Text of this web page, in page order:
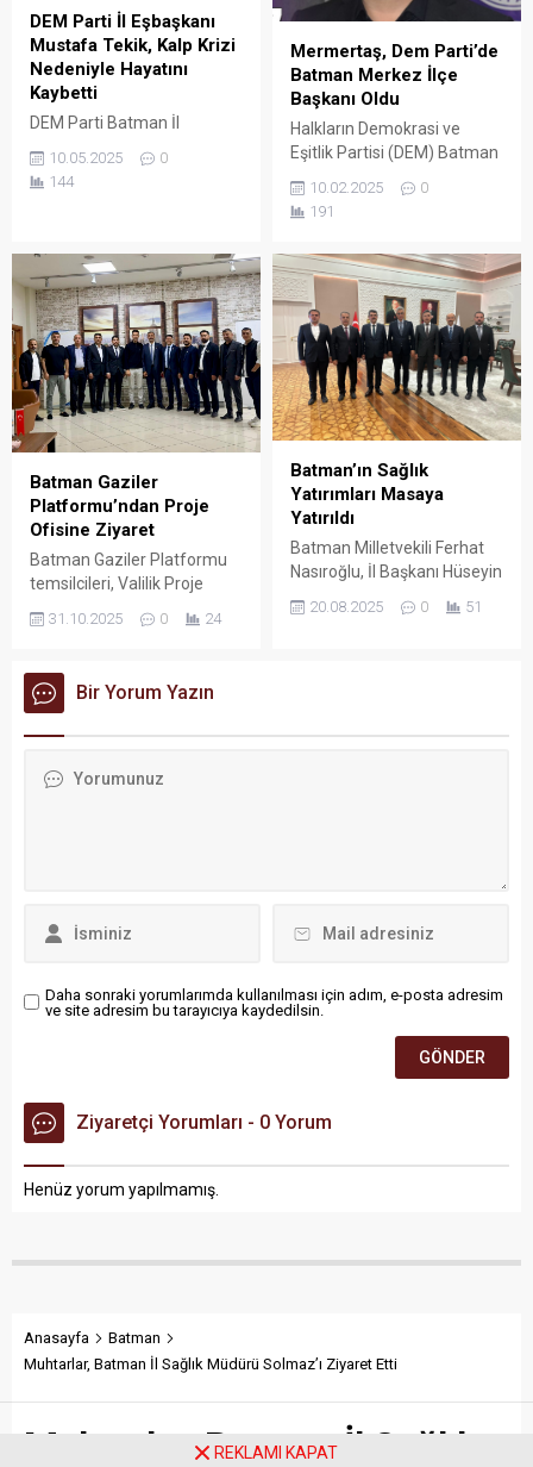
değerlendirmelerde
DEM Parti İl Eşbaşkanı
Mustafa Tekik, Kalp Krizi
Nedeniyle Hayatını
Kaybetti
DEM Parti Batman İl
İstanbul’da geçirdiği kalp
krizi sonucu hayatını
10.05.2025
0
144
Mermertaş, Dem Parti’de
Batman Merkez İlçe
Başkanı Oldu
Halkların Demokrasi ve
Eşitlik Partisi (DEM) Batman
olağan kongresini Roza
Düğün Salonu’nda
10.02.2025
0
191
Batman Gaziler
Platformu’ndan Proje
Ofisine Ziyaret
Batman Gaziler Platformu
temsilcileri, Valilik Proje
yürütülen çalışmalar
31.10.2025 0 24
Batman’ın Sağlık
Yatırımları Masaya
Yatırıldı
Batman Milletvekili Ferhat
Nasıroğlu, İl Başkanı Hüseyin
Fatih Doğu, İl Başkan
ziyaret etti.
20.08.2025 0 51
Bir Yorum Yazın
Daha sonraki yorumlarımda kullanılması için adım, e-posta adresim
ve site adresim bu tarayıcıya kaydedilsin.
Ziyaretçi Yorumları - 0 Yorum
Henüz yorum yapılmamış.
Anasayfa
Batman
Muhtarlar, Batman İl Sağlık Müdürü Solmaz’ı Ziyaret Etti
Muhtarlar, Batman İl Sağlık
REKLAMI KAPAT